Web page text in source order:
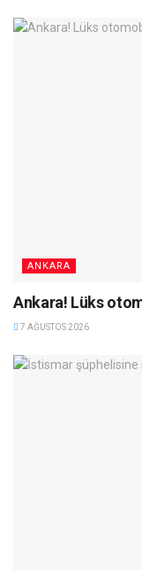
ANKARA
Ankara! Lüks
7 AĞUSTOS 2026